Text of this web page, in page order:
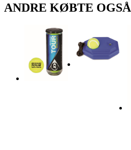
ANDRE KØBTE OGSÅ